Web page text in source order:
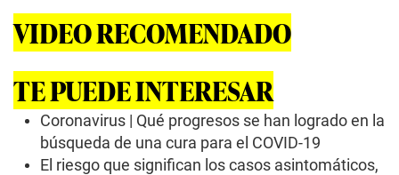
VIDEO RECOMENDADO
TE PUEDE INTERESAR
Coronavirus | Qué progresos se han logrado en la
búsqueda de una cura para el COVID-19
El riesgo que significan los casos asintomáticos,